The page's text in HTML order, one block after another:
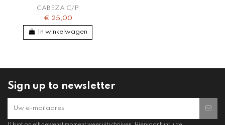
CABEZA C/P
€ 25,00
In winkelwagen
Sign up to newsletter